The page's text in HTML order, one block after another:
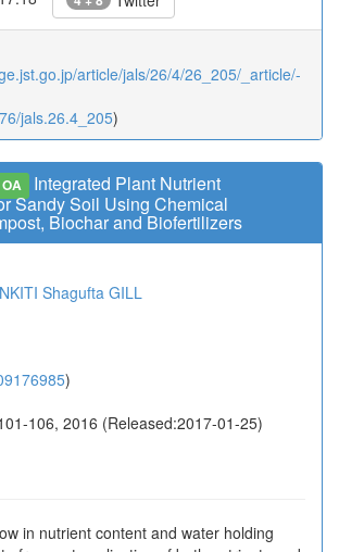
article/jals/26/4/26_205/_article/-
jals.26.4_205)
OA
Integrated Plant Nutrient
Sandy Soil Using Chemical
Biochar and Biofertilizers
Shagufta GILL
)
106, 2016 (Released:2017-01-25)
in nutrient content and water holding